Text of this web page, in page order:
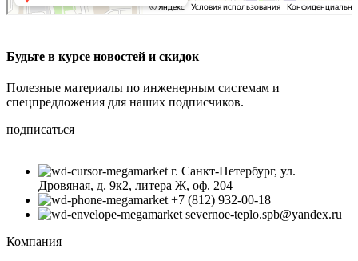
Будьте в курсе новостей и скидок
Полезные материалы по инженерным системам и
спецпредложения для наших подписчиков.
подписаться
г. Санкт-Петербург, ул.
Дровяная, д. 9к2, литера Ж, оф. 204
+7 (812) 932-00-18
severnoe-teplo.spb@yandex.ru
Компания